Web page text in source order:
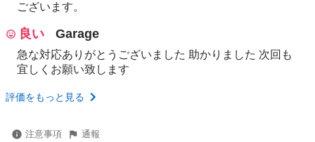
ございます。
良い Garage
急な対応ありがとうございました 助かりました 次回も
宜しくお願い致します
評価をもっと見る
注意事項 通報